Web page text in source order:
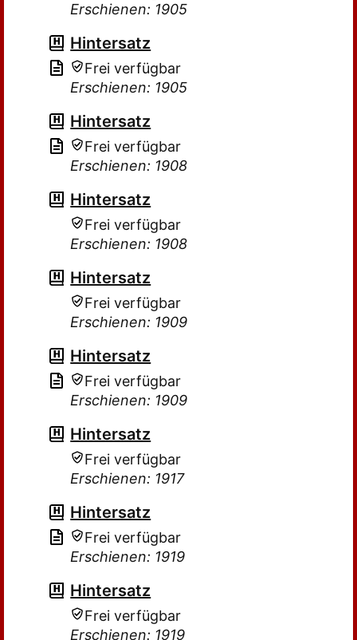
Erschienen: 1905
Hintersatz
Frei verfügbar
Erschienen: 1905
Hintersatz
Frei verfügbar
Erschienen: 1908
Hintersatz
Frei verfügbar
Erschienen: 1908
Hintersatz
Frei verfügbar
Erschienen: 1909
Hintersatz
Frei verfügbar
Erschienen: 1909
Hintersatz
Frei verfügbar
Erschienen: 1917
Hintersatz
Frei verfügbar
Erschienen: 1919
Hintersatz
Frei verfügbar
Erschienen: 1919